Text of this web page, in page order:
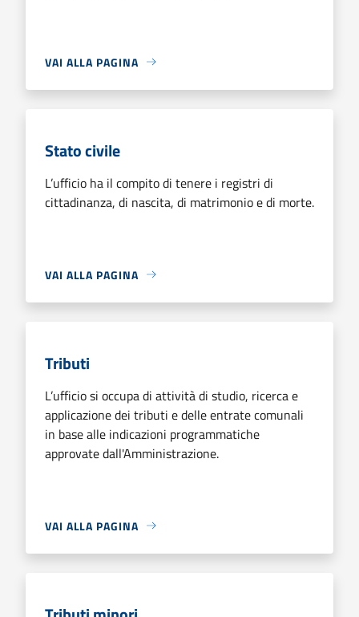
VAI ALLA PAGINA
Stato civile
L’ufficio ha il compito di tenere i registri di
cittadinanza, di nascita, di matrimonio e di morte.
VAI ALLA PAGINA
Tributi
L’ufficio si occupa di attività di studio, ricerca e
applicazione dei tributi e delle entrate comunali
in base alle indicazioni programmatiche
approvate dall'Amministrazione.
VAI ALLA PAGINA